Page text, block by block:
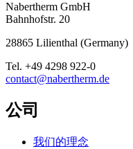
Nabertherm GmbH
Bahnhofstr. 20
28865 Lilienthal (Germany)
Tel. +49 4298 922-0
contact@nabertherm.de
公司
我们的理念